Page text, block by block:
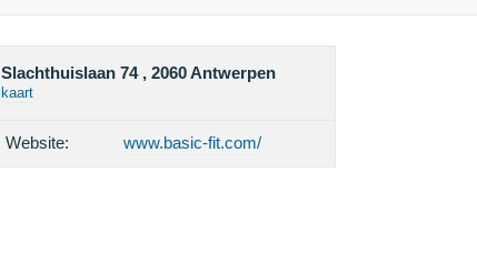
Slachthuislaan 74 , 2060 Antwerpen
kaart
Website: www.basic-fit.com/